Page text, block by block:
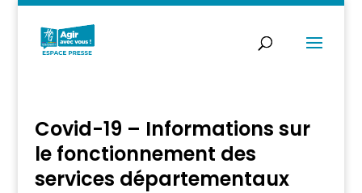
Covid-19 – Informations sur
le fonctionnement des
services départementaux